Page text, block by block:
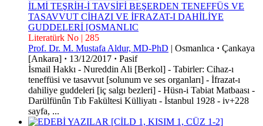
İLMİ TEŞRİH-İ TAVSİFİ BEŞERDEN TENEFFÜS VE
TASAVVUT CİHAZI VE İFRAZAT-I DAHİLİYE
GUDDELERİ [OSMANLIC
Literatürk No | 285
Prof. Dr. M. Mustafa Aldur, MD-PhD | Osmanlıca · Çankaya
[Ankara] · 13/12/2017 · Pasif
İsmail Hakkı - Nureddin Ali [Berkol] - Tabirler: Cihaz-ı
teneffüsi ve tasavvut [solunum ve ses organları] - İfrazat-ı
dahiliye guddeleri [iç salgı bezleri] - Hüsn-i Tabiat Matbaası -
Darülfünûn Tıb Fakültesi Külliyatı - İstanbul 1928 - iv+228
sayfa, ...